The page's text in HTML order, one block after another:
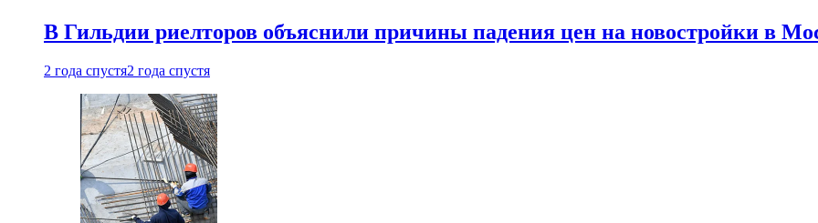
В Гильдии риелторов объяснили причины падения цен на новостройки в
2 года спустя2 года спустя